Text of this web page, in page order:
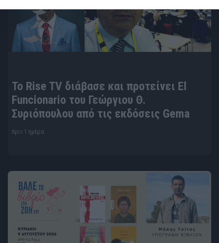
To Rise TV διάβασε και προτείνει El
Funcionario του Γεώργιου Θ.
Συριόπουλου από τις εκδόσεις Gema
πριν 1 ημέρα